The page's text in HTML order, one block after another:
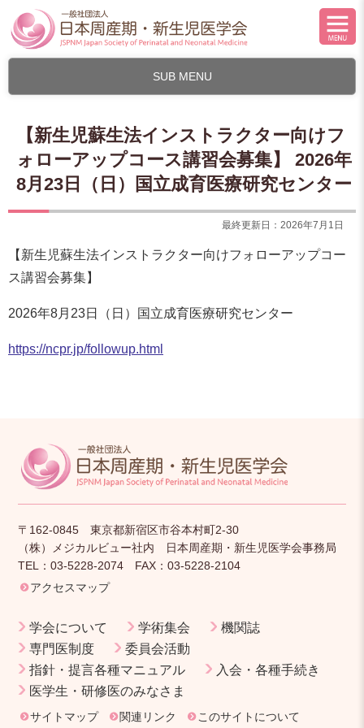
SUB MENU
【新生児蘇生法インストラクター向けフ
ォローアップコース講習会募集】 2026年
8月23日（日）国立成育医療研究センター
最終更新日：2026年7月1日
【新生児蘇生法インストラクター向けフォローアップコー
ス講習会募集】
2026年8月23日（日）国立成育医療研究センター
https://ncpr.jp/followup.html
〒162-0845 東京都新宿区市谷本村町2-30
（株）メジカルビュー社内 日本周産期・新生児医学会事務局
TEL：03-5228-2074 FAX：03-5228-2104
アクセスマップ
学会について 学術集会
機関誌
専門医制度
委員会活動
指針・提言各種マニュアル
入会・各種手続き
医学生・研修医のみなさま
サイトマップ 関連リンク このサイトについて